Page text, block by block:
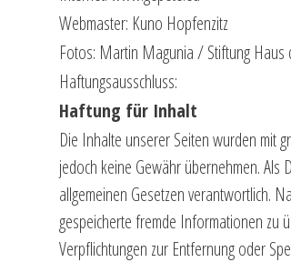
Webmaster: Kuno Hopfenzitz
Fotos: Martin Magunia / Stiftung Haus
Haftungsausschluss:
Haftung für Inhalt
Die Inhalte unserer Seiten wurden mit
jedoch keine Gewähr übernehmen.
allgemeinen Gesetzen verantwortlich.
gespeicherte fremde Informationen zu
Verpflichtungen zur Entfernung oder